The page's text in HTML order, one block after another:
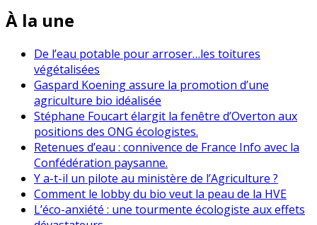
À la une
De l’eau potable pour arroser…les toitures
végétalisées
Gaspard Koening assure la promotion d’une
agriculture bio idéalisée
Stéphane Foucart élargit la fenêtre d’Overton aux
positions des ONG écologistes.
Retenues d’eau : connivence de France Info avec la
Confédération paysanne.
Y a-t-il un pilote au ministère de l’Agriculture ?
Comment le lobby du bio veut la peau de la HVE
L’éco-anxiété : une tourmente écologiste aux effets